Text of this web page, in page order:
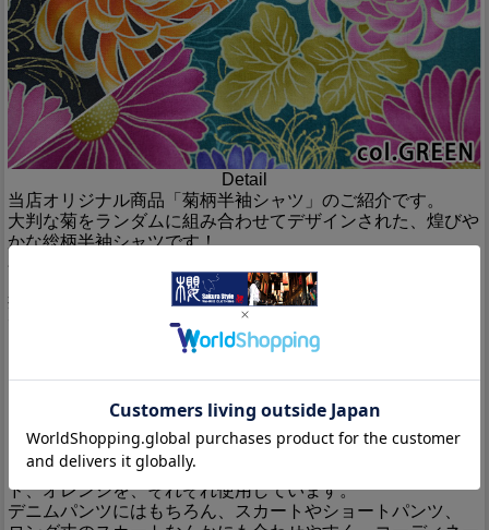
Detail
当店オリジナル商品「菊柄半袖シャツ」のご紹介です。
大判な菊をランダムに組み合わせてデザインされた、煌びや
かな総柄半袖シャツです！
花びらを開く菊と2種類の糸菊の、3種類の花びらをランダム
に組み合わせて落とし込みました。
華やかな色遣いで、夏にぴったりの明るいトーンに仕上がっ
また、背景の細い糸菊には部分的にゴールドを使用してお
それぞれのボディーカラーに合わせて、用いる色味にも変化
を持たせています。
グリーンには、ピンク、オレンジ、パープルを、
ブラックには、ショッキングピンク、バイオレット、レッ
ド、オレンジを、それぞれ使用しています。
デニムパンツにはもちろん、スカートやショートパンツ、